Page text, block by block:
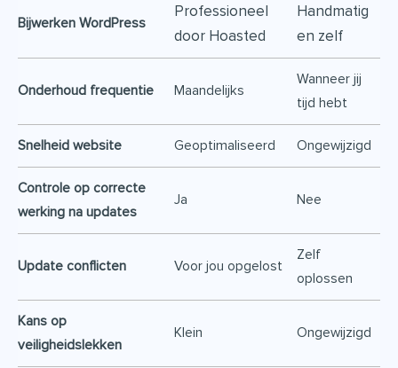
Bijwerken WordPress
Professioneel
door Hoasted
Handmatig
en zelf
Onderhoud frequentie Maandelijks
Wanneer jij
tijd hebt
Snelheid website Geoptimaliseerd Ongewijzigd
Controle op correcte
werking na updates
Ja Nee
Update conflicten Voor jou opgelost
Zelf
oplossen
Kans op
veiligheidslekken
Klein Ongewijzigd